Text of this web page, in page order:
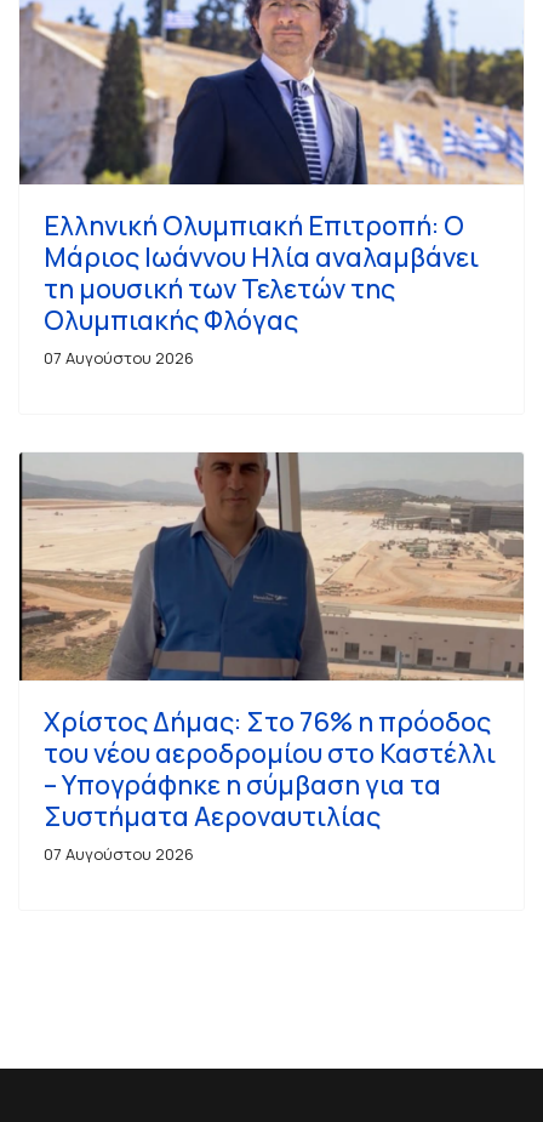
Ελληνική Ολυμπιακή Επιτροπή: Ο
Μάριος Ιωάννου Ηλία αναλαμβάνει
τη μουσική των Τελετών της
Ολυμπιακής Φλόγας
07 Αυγούστου 2026
Χρίστος Δήμας: Στο 76% η πρόοδος
του νέου αεροδρομίου στο Καστέλλι
– Υπογράφηκε η σύμβαση για τα
Συστήματα Αεροναυτιλίας
07 Αυγούστου 2026